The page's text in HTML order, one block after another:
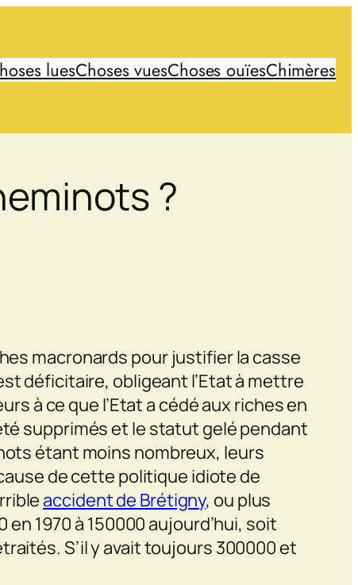
luesChoses vuesChoses ouïesChimères
?
macronards pour justifier la casse
déficitaire, obligeant l’Etat à mettre
à ce que l’Etat a cédé aux riches en
supprimés et le statut gelé pendant
étant moins nombreux, leurs
de cette politique idiote de
accident de Brétigny, ou plus
1970 à 150000 aujourd’hui, soit
S’il y avait toujours 300000 et